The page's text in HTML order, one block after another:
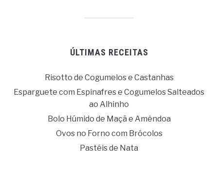
ÚLTIMAS RECEITAS
Risotto de Cogumelos e Castanhas
Esparguete com Espinafres e Cogumelos Salteados
ao Alhinho
Bolo Húmido de Maçã e Amêndoa
Ovos no Forno com Brócolos
Pastéis de Nata